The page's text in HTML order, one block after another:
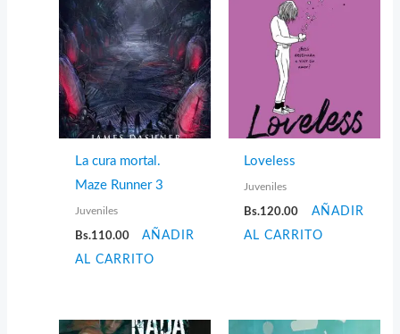
La cura mortal.
Maze Runner 3
Juveniles
Bs.110.00
AÑADIR
AL CARRITO
Loveless
Juveniles
Bs.120.00
AÑADIR
AL CARRITO